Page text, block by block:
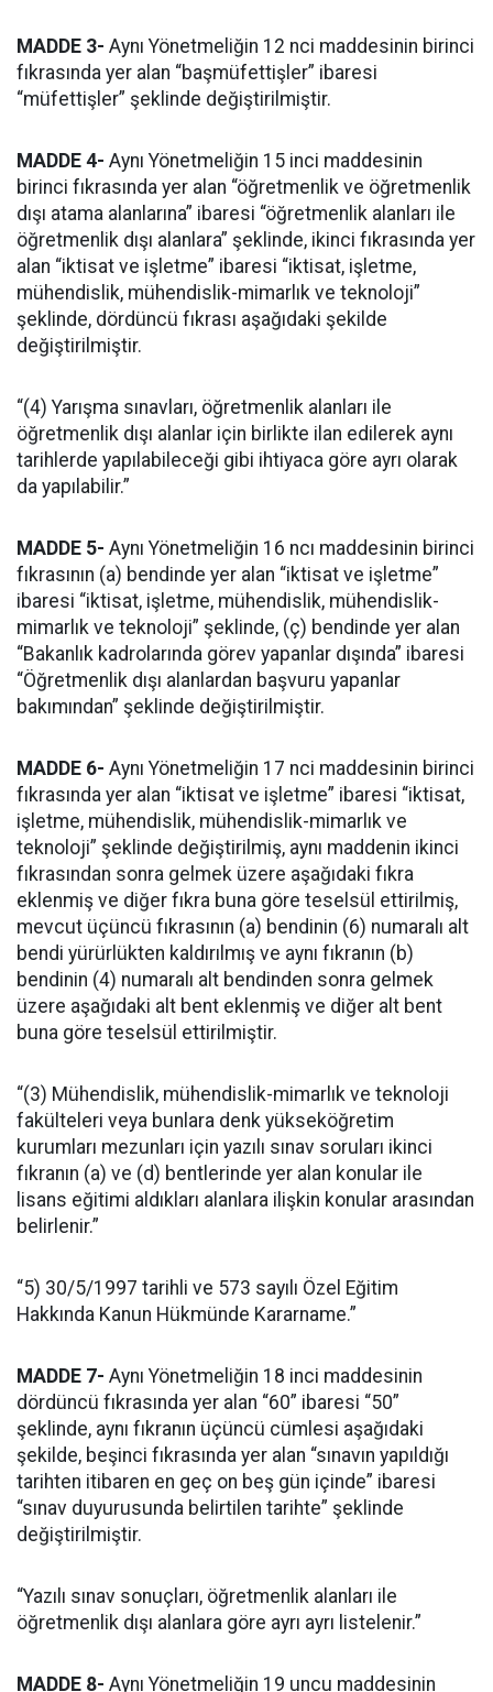
MADDE 3- Aynı Yönetmeliğin 12 nci maddesinin birinci
fıkrasında yer alan “başmüfettişler” ibaresi
“müfettişler” şeklinde değiştirilmiştir.
MADDE 4- Aynı Yönetmeliğin 15 inci maddesinin
birinci fıkrasında yer alan “öğretmenlik ve öğretmenlik
dışı atama alanlarına” ibaresi “öğretmenlik alanları ile
öğretmenlik dışı alanlara” şeklinde, ikinci fıkrasında yer
alan “iktisat ve işletme” ibaresi “iktisat, işletme,
mühendislik, mühendislik-mimarlık ve teknoloji”
şeklinde, dördüncü fıkrası aşağıdaki şekilde
değiştirilmiştir.
“(4) Yarışma sınavları, öğretmenlik alanları ile
öğretmenlik dışı alanlar için birlikte ilan edilerek aynı
tarihlerde yapılabileceği gibi ihtiyaca göre ayrı olarak
da yapılabilir.”
MADDE 5- Aynı Yönetmeliğin 16 ncı maddesinin birinci
fıkrasının (a) bendinde yer alan “iktisat ve işletme”
ibaresi “iktisat, işletme, mühendislik, mühendislik-
mimarlık ve teknoloji” şeklinde, (ç) bendinde yer alan
“Bakanlık kadrolarında görev yapanlar dışında” ibaresi
“Öğretmenlik dışı alanlardan başvuru yapanlar
bakımından” şeklinde değiştirilmiştir.
MADDE 6- Aynı Yönetmeliğin 17 nci maddesinin birinci
fıkrasında yer alan “iktisat ve işletme” ibaresi “iktisat,
işletme, mühendislik, mühendislik-mimarlık ve
teknoloji” şeklinde değiştirilmiş, aynı maddenin ikinci
fıkrasından sonra gelmek üzere aşağıdaki fıkra
eklenmiş ve diğer fıkra buna göre teselsül ettirilmiş,
mevcut üçüncü fıkrasının (a) bendinin (6) numaralı alt
bendi yürürlükten kaldırılmış ve aynı fıkranın (b)
bendinin (4) numaralı alt bendinden sonra gelmek
üzere aşağıdaki alt bent eklenmiş ve diğer alt bent
buna göre teselsül ettirilmiştir.
“(3) Mühendislik, mühendislik-mimarlık ve teknoloji
fakülteleri veya bunlara denk yükseköğretim
kurumları mezunları için yazılı sınav soruları ikinci
fıkranın (a) ve (d) bentlerinde yer alan konular ile
lisans eğitimi aldıkları alanlara ilişkin konular arasından
belirlenir.”
“5) 30/5/1997 tarihli ve 573 sayılı Özel Eğitim
Hakkında Kanun Hükmünde Kararname.”
MADDE 7- Aynı Yönetmeliğin 18 inci maddesinin
dördüncü fıkrasında yer alan “60” ibaresi “50”
şeklinde, aynı fıkranın üçüncü cümlesi aşağıdaki
şekilde, beşinci fıkrasında yer alan “sınavın yapıldığı
tarihten itibaren en geç on beş gün içinde” ibaresi
“sınav duyurusunda belirtilen tarihte” şeklinde
değiştirilmiştir.
“Yazılı sınav sonuçları, öğretmenlik alanları ile
öğretmenlik dışı alanlara göre ayrı ayrı listelenir.”
MADDE 8- Aynı Yönetmeliğin 19 uncu maddesinin